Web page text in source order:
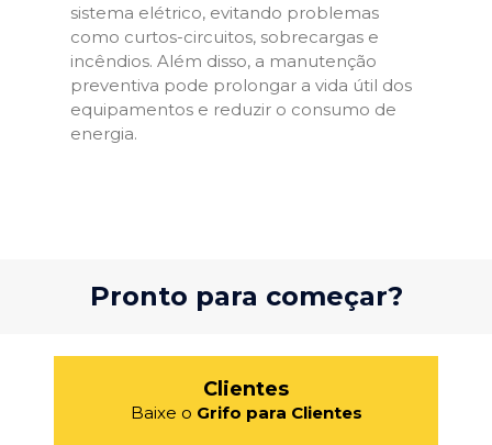
sistema elétrico, evitando problemas
como curtos-circuitos, sobrecargas e
incêndios. Além disso, a manutenção
preventiva pode prolongar a vida útil dos
equipamentos e reduzir o consumo de
energia.
Pronto para começar?
Clientes
Baixe o Grifo para Clientes